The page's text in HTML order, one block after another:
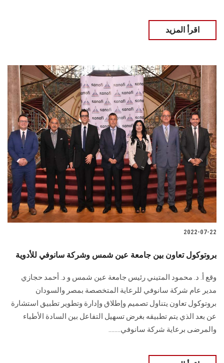
اقرأ المزيد
2022-07-22
بروتوكول تعاون بين جامعة عين شمس وشركة سانوفي للأدوية
وقع أ. د. محمود المتيني رئيس جامعة عين شمس و د. أحمد حجازي
مدير عام شركة سانوفي للرعاية المتخصصة بمصر والسودان
بروتوكول تعاون يتناول تصميم وإطلاق وإدارة وتطوير تطبيق استشارة
عن بعد الذي يتم تطبيقه بغرض تسهيل التفاعل بين السادة الأطباء
والمرضى برعاية شركة سانوفي........